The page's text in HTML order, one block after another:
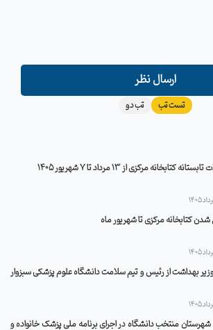
ارسال نظر
تست تب تب دو
کتابخانه مرکزی از 13 مرداد تا 7 شهریور 1405
کتابخانه مرکزی تا شهریور ماه
بهداشت از رئیس و تیم سلامت دانشگاه علوم پزشکی سبزوار
منتخب دانشگاه در اجرای برنامه ملی پزشک خانواده و